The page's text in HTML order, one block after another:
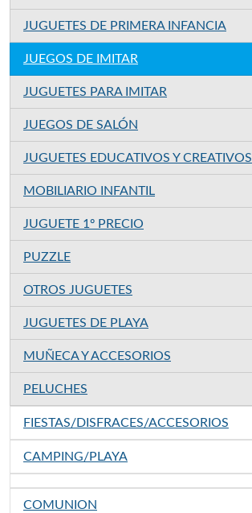
JUGUETES DE PRIMERA INFANCIA
JUEGOS DE IMITAR
JUGUETES PARA IMITAR
JUEGOS DE SALÓN
JUGUETES EDUCATIVOS Y CREATIVOS
MOBILIARIO INFANTIL
JUGUETE 1º PRECIO
PUZZLE
OTROS JUGUETES
JUGUETES DE PLAYA
MUÑECA Y ACCESORIOS
PELUCHES
FIESTAS/DISFRACES/ACCESORIOS
CAMPING/PLAYA
COMUNION